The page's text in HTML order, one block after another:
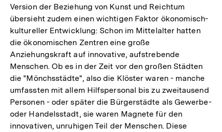
Version der Beziehung von Kunst und Reichtum
übersieht zudem einen wichtigen Faktor ökonomisch-
kultureller Entwicklung: Schon im Mittelalter hatten
die ökonomischen Zentren eine große
Anziehungskraft auf innovative, aufstrebende
Menschen. Ob es in der Zeit vor den großen Städten
die "Mönchsstädte", also die Klöster waren - manche
umfassten mit allem Hilfspersonal bis zu zweitausend
Personen - oder später die Bürgerstädte als Gewerbe-
oder Handelsstadt, sie waren Magnete für den
innovativen, unruhigen Teil der Menschen. Diese